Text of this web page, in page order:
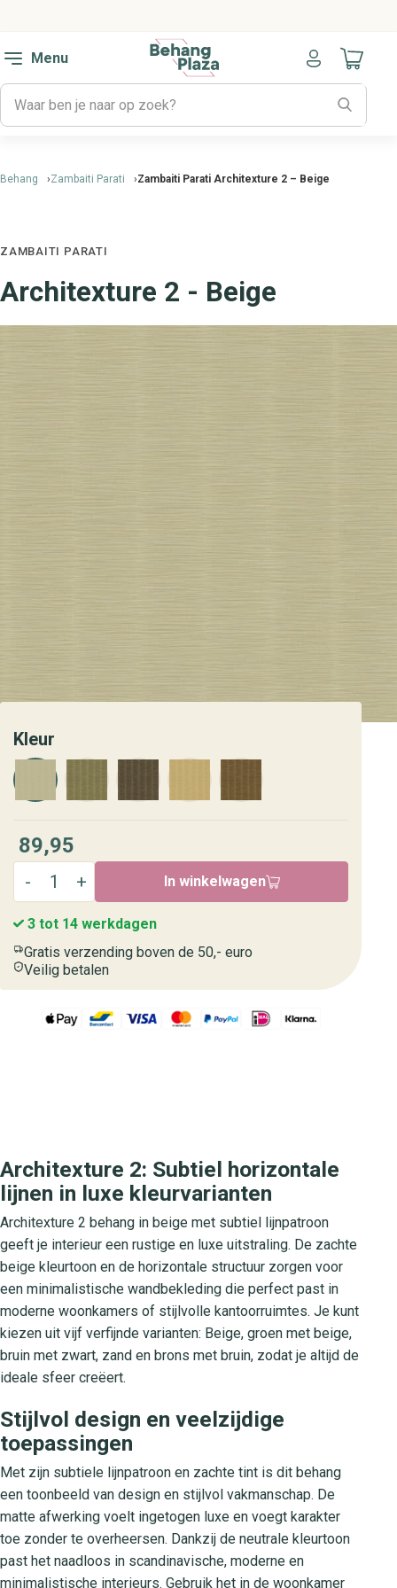
Menu
Naar
Behang Zambaiti Parati Zambaiti Parati Architexture 2 – Beige
ZAMBAITI PARATI
Architexture 2 - Beige
Kleur
89,95
In winkelwagen
3 tot 14 werkdagen
Gratis verzending boven de 50,- euro
Veilig betalen
Architexture 2: Subtiel horizontale
lijnen in luxe kleurvarianten
Architexture 2 behang in beige met subtiel lijnpatroon
geeft je interieur een rustige en luxe uitstraling. De zachte
beige kleurtoon en de horizontale structuur zorgen voor
een minimalistische wandbekleding die perfect past in
moderne woonkamers of stijlvolle kantoorruimtes. Je kunt
kiezen uit vijf verfijnde varianten: Beige, groen met beige,
bruin met zwart, zand en brons met bruin, zodat je altijd de
ideale sfeer creëert.
Stijlvol design en veelzijdige
toepassingen
Met zijn subtiele lijnpatroon en zachte tint is dit behang
een toonbeeld van design en stijlvol vakmanschap. De
matte afwerking voelt ingetogen luxe en voegt karakter
toe zonder te overheersen. Dankzij de neutrale kleurtoon
past het naadloos in scandinavische, moderne en
minimalistische interieurs. Gebruik het in de woonkamer